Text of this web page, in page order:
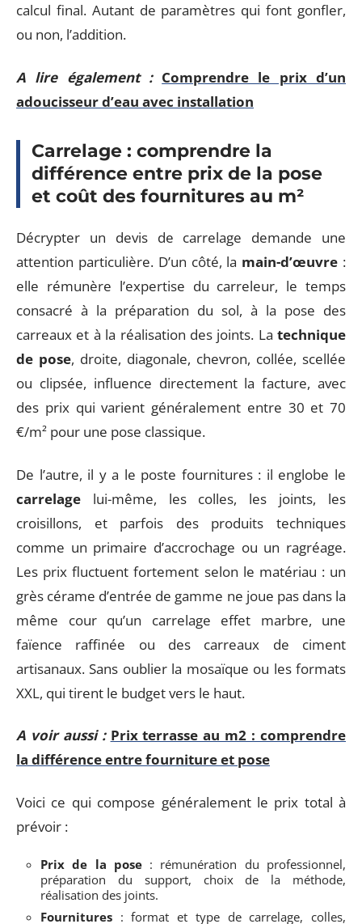
calcul final. Autant de paramètres qui font gonfler,
ou non, l’addition.
A lire également : Comprendre le prix d’un
adoucisseur d’eau avec installation
Carrelage : comprendre la
différence entre prix de la pose
et coût des fournitures au m²
Décrypter un devis de carrelage demande une
attention particulière. D’un côté, la main-d’œuvre :
elle rémunère l’expertise du carreleur, le temps
consacré à la préparation du sol, à la pose des
carreaux et à la réalisation des joints. La technique
de pose, droite, diagonale, chevron, collée, scellée
ou clipsée, influence directement la facture, avec
des prix qui varient généralement entre 30 et 70
€/m² pour une pose classique.
De l’autre, il y a le poste fournitures : il englobe le
carrelage lui-même, les colles, les joints, les
croisillons, et parfois des produits techniques
comme un primaire d’accrochage ou un ragréage.
Les prix fluctuent fortement selon le matériau : un
grès cérame d’entrée de gamme ne joue pas dans la
même cour qu’un carrelage effet marbre, une
faïence raffinée ou des carreaux de ciment
artisanaux. Sans oublier la mosaïque ou les formats
XXL, qui tirent le budget vers le haut.
A voir aussi : Prix terrasse au m2 : comprendre
la différence entre fourniture et pose
Voici ce qui compose généralement le prix total à
prévoir :
Prix de la pose: rémunération du professionnel,
préparation du support, choix de la méthode,
réalisation des joints.
Fournitures : format et type de carrelage, colles,